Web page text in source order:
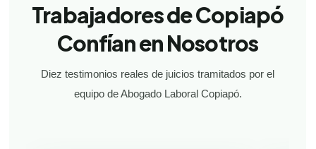
Trabajadores de Copiapó
Confían en Nosotros
Diez testimonios reales de juicios tramitados por el
equipo de Abogado Laboral Copiapó.